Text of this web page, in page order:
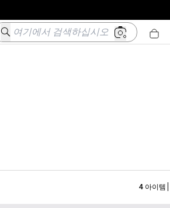
여기에서 검색하십시오
4 아이템